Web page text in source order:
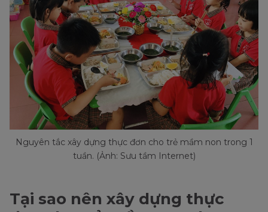
Nguyên tắc xây dựng thực đơn cho trẻ mầm non trong 1
tuần. (Ảnh: Sưu tầm Internet)
Tại sao nên xây dựng thực